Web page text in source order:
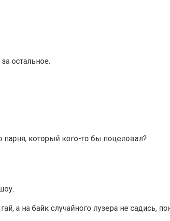
остальное.
который кого-то бы поцеловал?
а на байк случайного лузера не садись,